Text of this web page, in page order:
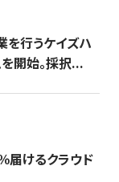
を行うケイズハ
開始。採択...
届けるクラウド